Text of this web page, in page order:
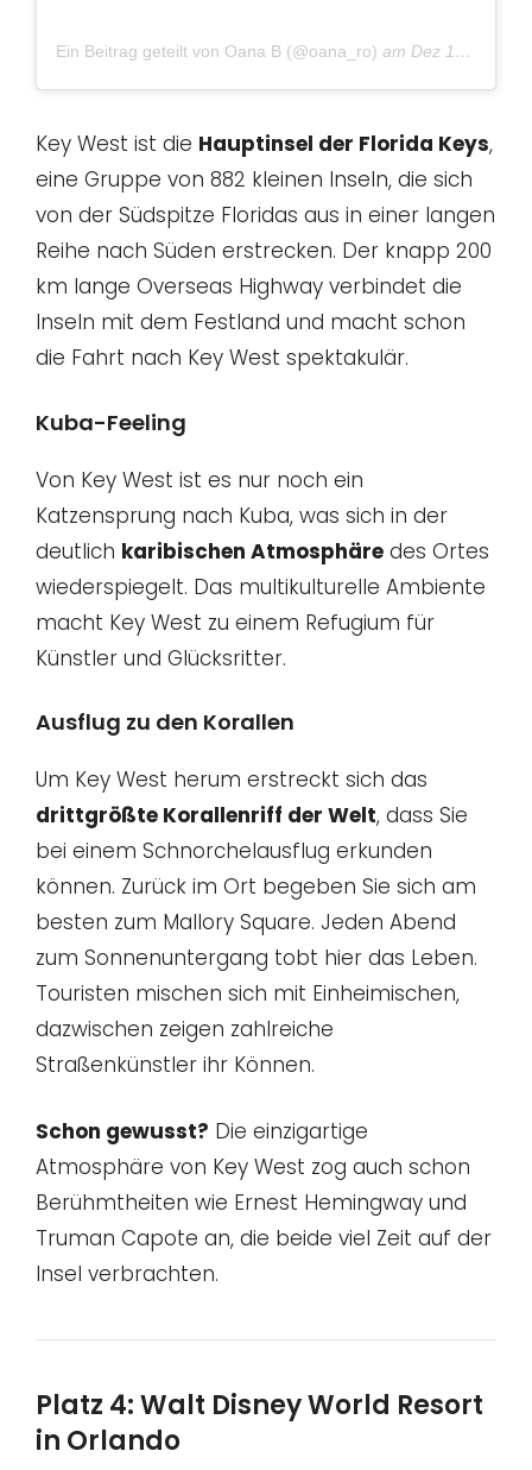
Ein Beitrag geteilt von Oana B (@oana_ro) am Dez 19, 2016 um 2:56 PST
Key West ist die Hauptinsel der Florida Keys,
eine Gruppe von 882 kleinen Inseln, die sich
von der Südspitze Floridas aus in einer langen
Reihe nach Süden erstrecken. Der knapp 200
km lange Overseas Highway verbindet die
Inseln mit dem Festland und macht schon
die Fahrt nach Key West spektakulär.
Kuba-Feeling
Von Key West ist es nur noch ein
Katzensprung nach Kuba, was sich in der
deutlich karibischen Atmosphäre des Ortes
wiederspiegelt. Das multikulturelle Ambiente
macht Key West zu einem Refugium für
Künstler und Glücksritter.
Ausflug zu den Korallen
Um Key West herum erstreckt sich das
drittgrößte Korallenriff der Welt, dass Sie
bei einem Schnorchelausflug erkunden
können. Zurück im Ort begeben Sie sich am
besten zum Mallory Square. Jeden Abend
zum Sonnenuntergang tobt hier das Leben.
Touristen mischen sich mit Einheimischen,
dazwischen zeigen zahlreiche
Straßenkünstler ihr Können.
Schon gewusst? Die einzigartige
Atmosphäre von Key West zog auch schon
Berühmtheiten wie Ernest Hemingway und
Truman Capote an, die beide viel Zeit auf der
Insel verbrachten.
Platz 4: Walt Disney World Resort
in Orlando